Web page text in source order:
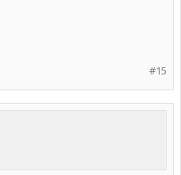
#15